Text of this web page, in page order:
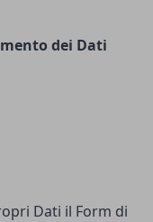
dei Dati
Dati il Form di